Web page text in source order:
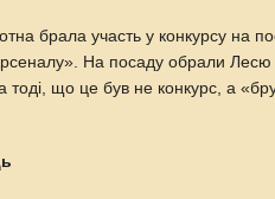
брала участь у конкурсу на
На посаду обрали Лесю
тоді, що це був не конкурс, а